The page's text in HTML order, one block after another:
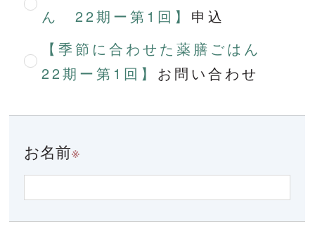
ん 22期ー第1回】 申込
【季節に合わせた薬膳ごはん
22期ー第1回】 お問い合わせ
お名前※